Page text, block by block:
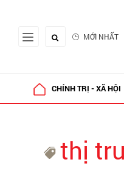
MỚI NHẤT
CHÍNH TRỊ - XÃ HỘI
thị